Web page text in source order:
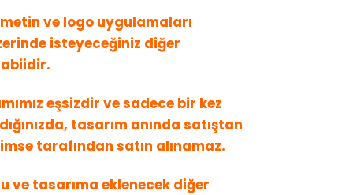
ve logo uygulamaları
isteyeceğiniz diğer
eşsizdir ve sadece bir kez
tasarım anında satıştan
tarafından satın alınamaz.
ve tasarıma eklenecek diğer